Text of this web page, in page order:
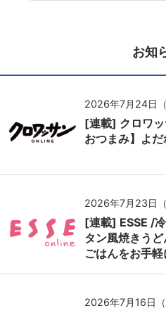
お知
2026年7月24日（
[連載] クロワ
おつまみ】よ
2026年7月23日（
[連載] ESSE /
タン風焼きう
ごはんをお手軽
2026年7月16日（